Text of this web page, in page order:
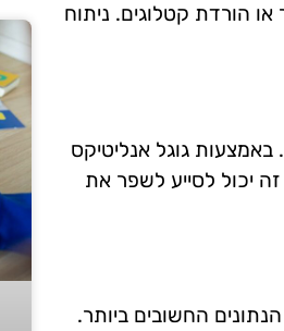
או הורדת קטלוגים. ניתוח
גוגל אנליטיקס
זה יכול לסייע לשפר את
החשובים ביותר.